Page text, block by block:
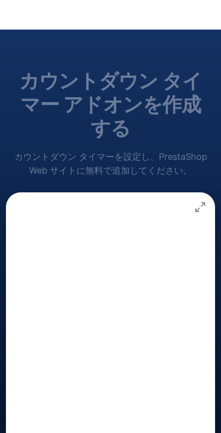
カウントダウン タイ
マー アドオンを作成
する
カウントダウン タイマーを設定し、PrestaShop
Web サイトに無料で追加してください。